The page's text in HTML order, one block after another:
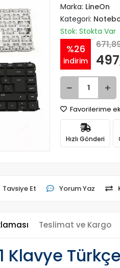
Marka: LineOn
Kategori:
Stok: Stokta Var
%26
indirim
Favorilerime
Hızlı Gönderi
Tavsiye Et Yorum Yaz
Teslimat ve Kargo
Klavye